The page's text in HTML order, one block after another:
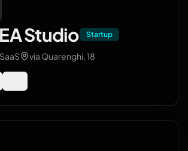
Studio Startup
via Quarenghi, 18